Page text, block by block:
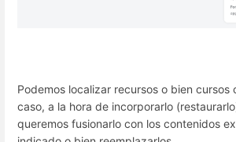
Podemos localizar recursos o bien cursos
caso, a la hora de incorporarlo
queremos fusionarlo con los contenidos